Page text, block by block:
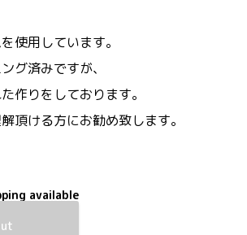
使用しています。
グ済みですが、
作りをしております。
頂ける方にお勧め致します。
available